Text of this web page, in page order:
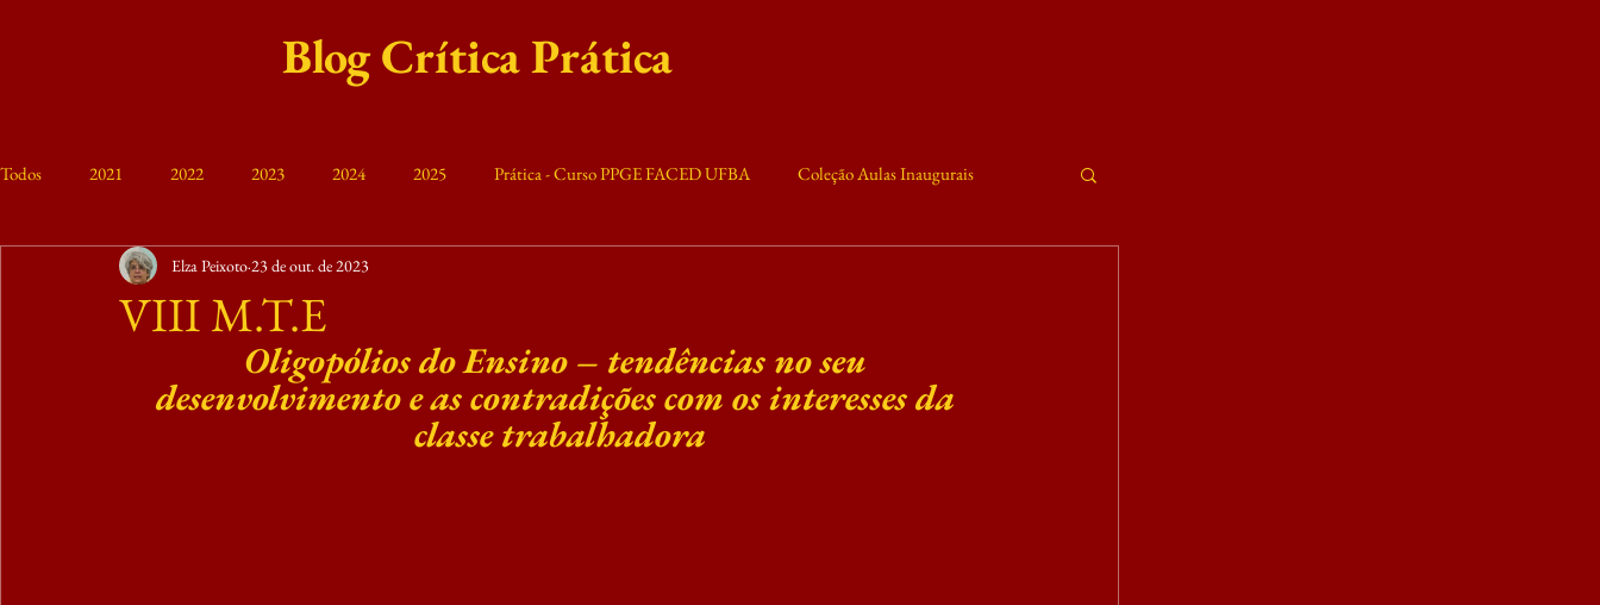
Blog Crítica Prática
Todos 2021 2022 2023 2024 2025 Prática - Curso PPGE FACED UFBA Coleção Aulas Inaugurais
Curso Friedrich Engels VIII MTE 2023
VIII M.T.E
Elza Peixoto 23 de out. de 2023
Oligopólios do Ensino – tendências no seu
desenvolvimento e as contradições com os interesses da
classe trabalhadora